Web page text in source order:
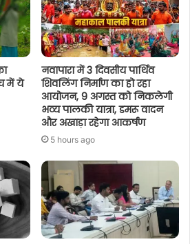
में ये
नवापारा में 3 दिवसीय पार्थिव
शिवलिंग निर्माण का हो रहा
आयोजन, 9 अगस्त को निकलेगी
भव्य पालकी यात्रा, डमरू वादन
और अखाड़ा रहेगा आकर्षण
5 hours ago